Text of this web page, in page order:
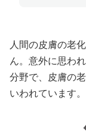
人間の皮膚の老
ん。意外に思わ
分野で、皮膚の
いわれています。